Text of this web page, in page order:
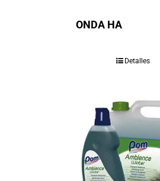
ONDA HA
Detalles